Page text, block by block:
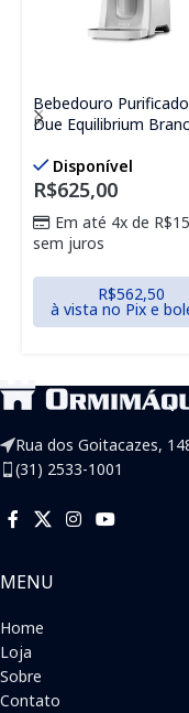
Bebedouro
Due Equilibrium
Disponível
R$625,00
Em até 4x de R$
sem juros
R$562,50
à vista no Pix e
Rua dos Goitacazes,
(31) 2533-1001
MENU
Home
Loja
Sobre
Contato